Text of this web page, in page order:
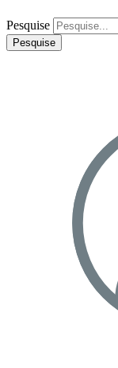
Pesquise
Pesquise